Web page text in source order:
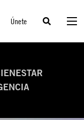
Únete